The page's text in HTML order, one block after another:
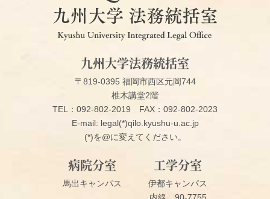
九州大学法務統括室
〒819-0395 福岡市西区元岡744
椎木講堂2階
TEL：092-802-2019 FAX：092-802-2023
E-mail: legal(*)qilo.kyushu-u.ac.jp
(*)を@に変えてください。
病院分室
馬出キャンパス
工学分室
伊都キャンパス